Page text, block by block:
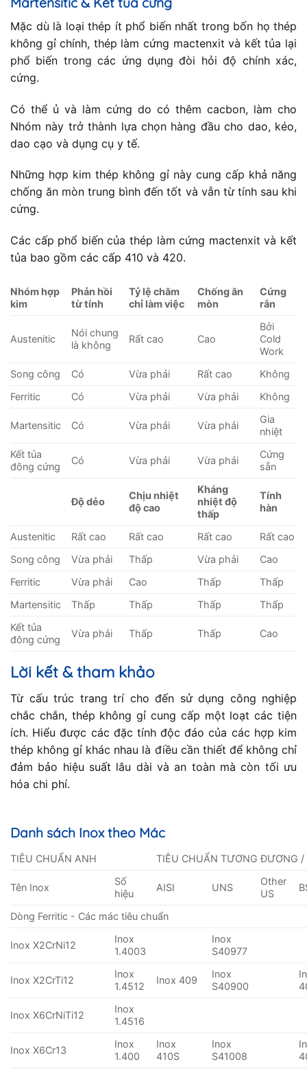
Mặc dù là loại thép ít phổ biến nhất trong bốn họ thép
không gỉ chính, thép làm cứng mactenxit và kết tủa lại
phổ biến trong các ứng dụng đòi hỏi độ chính xác,
cứng.
Có thể ủ và làm cứng do có thêm cacbon, làm cho
Nhóm này trở thành lựa chọn hàng đầu cho dao, kéo,
dao cạo và dụng cụ y tế.
Những hợp kim thép không gỉ này cung cấp khả năng
chống ăn mòn trung bình đến tốt và vẫn từ tính sau khi
cứng.
Các cấp phổ biến của thép làm cứng mactenxit và kết
tủa bao gồm các cấp 410 và 420.
Nhóm hợp
kim
Phản hồi
từ tính
Tỷ lệ chăm
chỉ làm việc
Chống ăn
mòn
Cứng
rắn
Austenitic
Nói chung
là không
Rất cao Cao
Bởi
Cold
Work
Song công
Có Vừa phải Rất cao
Không
Ferritic
Có Vừa phải Vừa phải Không
Martensitic Có Vừa phải Vừa phải
Gia
nhiệt
Kết tủa
đông cứng
Có Vừa phải Vừa phải
Cứng
sẵn
Độ dẻo
Chịu nhiệt
độ cao
Kháng
nhiệt độ
thấp
Tính
hàn
Austenitic Rất cao Rất cao Rất cao
Rất cao
Song công
Vừa phải Thấp Vừa phải
Cao
Ferritic
Vừa phải Cao Thấp
Thấp
Martensitic
Thấp Thấp Thấp
Thấp
Kết tủa
đông cứng
Vừa phải Thấp Thấp Cao
Lời kết & tham khảo
Từ cấu trúc trang trí cho đến sử dụng công nghiệp
chắc chắn, thép không gỉ cung cấp một loạt các tiện
ích. Hiểu được các đặc tính độc đáo của các hợp kim
thép không gỉ khác nhau là điều cần thiết để không chỉ
đảm bảo hiệu suất lâu dài và an toàn mà còn tối ưu
hóa chi phí.
Danh sách Inox theo Mác
TIÊU CHUẨN ANH TIÊU CHUẨN TƯƠNG ĐƯƠNG /
Tên Inox
Số
hiệu
AISI UNS
Other
US
Dòng Ferritic - Các mác tiêu chuẩn
Inox X2CrNi12
Inox
1.4003
Inox
S40977
Inox X2CrTi12
Inox
1.4512
Inox 409
Inox
S40900
Inox X6CrNiTi12
Inox
1.4516
Inox X6Cr13
Inox
1.400
Inox
410S
Inox
S41008